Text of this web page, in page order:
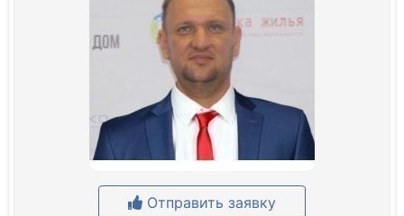
Отправить заявку